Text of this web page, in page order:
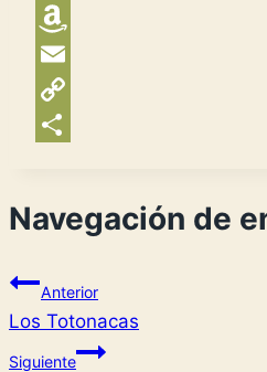
WhatsApp
Amazon
Wish
List
Email
Copy
Navegación de
Anterior
Los Totonacas
Siguiente